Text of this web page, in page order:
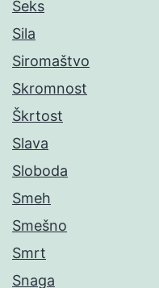
Seks
Sila
Siromaštvo
Skromnost
Škrtost
Slava
Sloboda
Smeh
Smešno
Smrt
Snaga